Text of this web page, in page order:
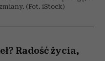
(Fot. iStock)
Radość życia,